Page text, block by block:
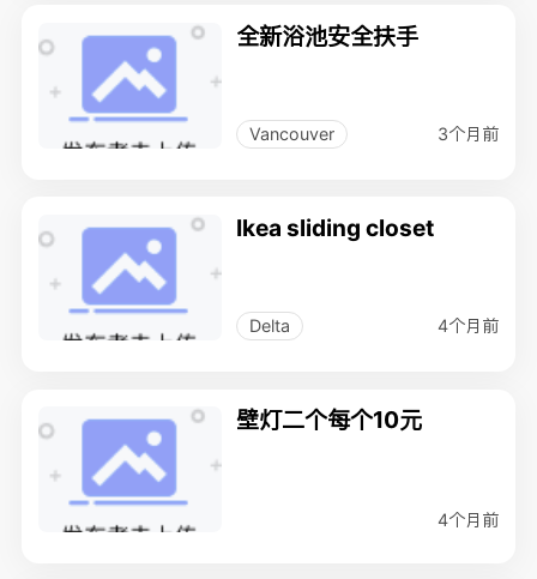
全新浴池安全扶手
Vancouver 3个月前
Ikea sliding closet
Delta 4个月前
壁灯二个每个10元
4个月前